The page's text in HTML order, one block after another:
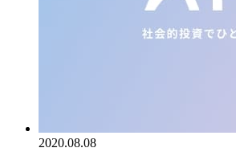
2020.08.08